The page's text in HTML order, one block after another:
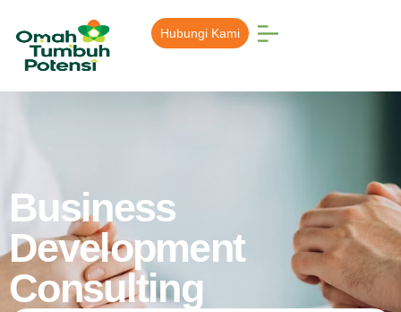
Hubungi Kami
Business
Development
Consulting